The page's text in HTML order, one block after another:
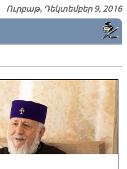
Ուրբաթ, Դեկտեմբեր 9, 2016